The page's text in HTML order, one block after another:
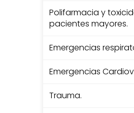
Polifarmacia y
pacientes mayores.
Emergencias
Emergencias
Trauma.